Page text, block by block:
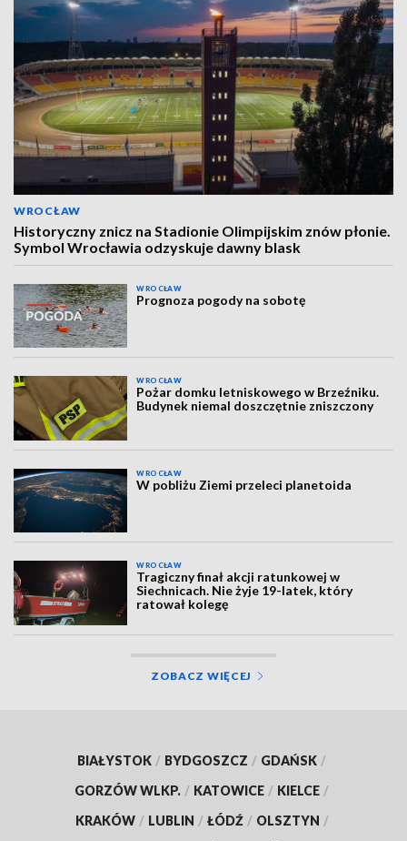
WROCŁAW
Historyczny znicz na Stadionie Olimpijskim znów płonie.
Symbol Wrocławia odzyskuje dawny blask
WROCŁAW
Prognoza pogody na sobotę
WROCŁAW
Pożar domku letniskowego w Brzeźniku.
Budynek niemal doszczętnie zniszczony
WROCŁAW
W pobliżu Ziemi przeleci planetoida
WROCŁAW
Tragiczny finał akcji ratunkowej w
Siechnicach. Nie żyje 19-latek, który
ratował kolegę
ZOBACZ WIĘCEJ
BIAŁYSTOK / BYDGOSZCZ / GDAŃSK /
GORZÓW WLKP. / KATOWICE / KIELCE /
KRAKÓW / LUBLIN / ŁÓDŹ / OLSZTYN /